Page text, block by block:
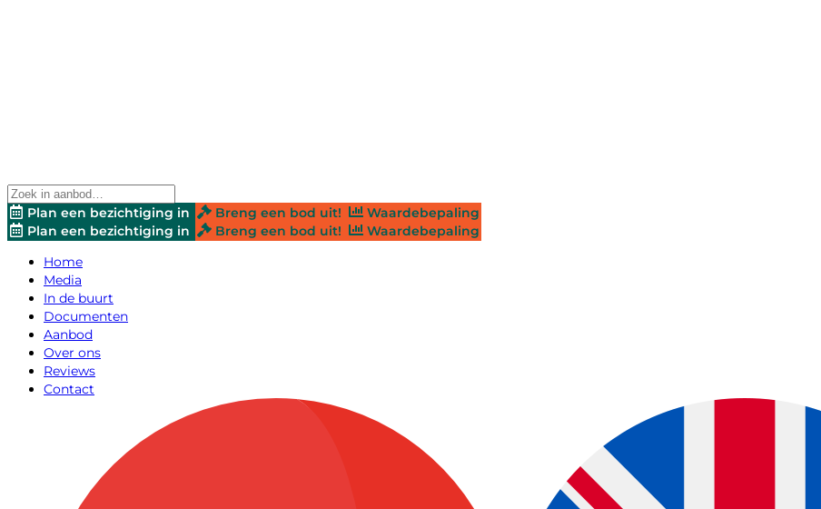
Plan een bezichtiging in Breng een bod uit!
Waardebepaling
Plan een bezichtiging in
Breng een bod uit!
Waardebepaling
Home
Media
In de buurt
Documenten
Aanbod
Over ons
Reviews
Contact